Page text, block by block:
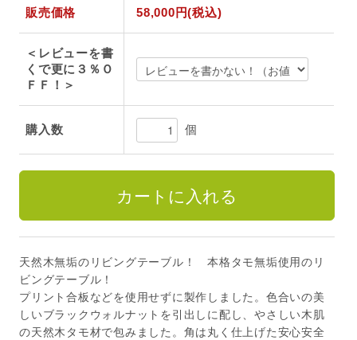
販売価格 58,000円(税込)
＜レビューを書
くで更に３％Ｏ
ＦＦ！＞
購入数 個
天然木無垢のリビングテーブル！ 本格タモ無垢使用のリ
ビングテーブル！
プリント合板などを使用せずに製作しました。色合いの美
しいブラックウォルナットを引出しに配し、やさしい木肌
の天然木タモ材で包みました。角は丸く仕上げた安心安全